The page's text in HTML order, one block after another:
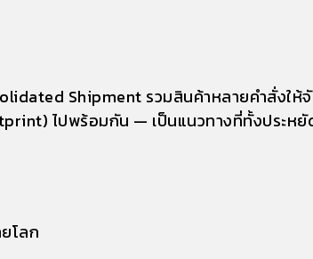
Shipment รวมสินค้าหลายคำสั่งให้
ไปพร้อมกัน — เป็นแนวทางที่ทั้งประห
โลก